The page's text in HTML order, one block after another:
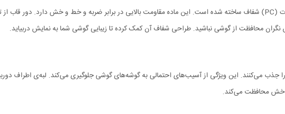
محافظت از گوشی نباشید. طراحی شفاف آن کمک کرده تا زیبایی گوشی شما به نمایش دربیاید.
جذب می‌کنند. این ویژگی از آسیب‌های احتمالی به گوشه‌های گوشی جلوگیری می‌کند. لبه‌ی اطراف
و خش محافظت می‌کند.